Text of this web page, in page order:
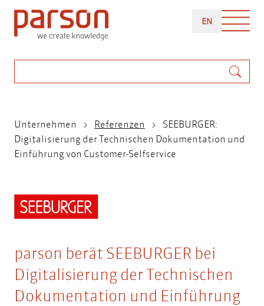
Direkt
zum
Inhalt
ENENGLISH
Pfadnavigation
Unternehmen Referenzen
SEEBURGER:
Digitalisierung der Technischen Dokumentation und
Einführung von Customer-Selfservice
parson berät SEEBURGER bei
Digitalisierung der Technischen
Dokumentation und Einführung